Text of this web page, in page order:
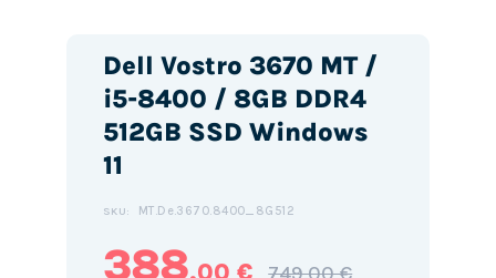
Dell Vostro 3670 MT /
i5-8400 / 8GB DDR4
512GB SSD Windows
11
SKU: MT.De.3670.8400_8G512
388